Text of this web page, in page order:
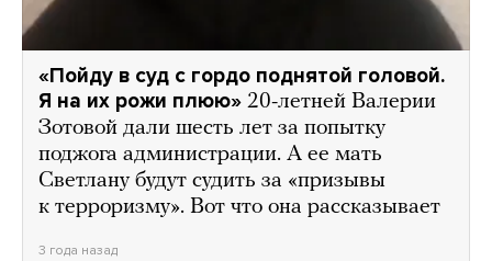
«Пойду в суд с гордо поднятой головой.
Я на их рожи плюю» 20-летней Валерии
Зотовой дали шесть лет за попытку
поджога администрации. А ее мать
Светлану будут судить за «призывы
к терроризму». Вот что она рассказывает
3 года назад